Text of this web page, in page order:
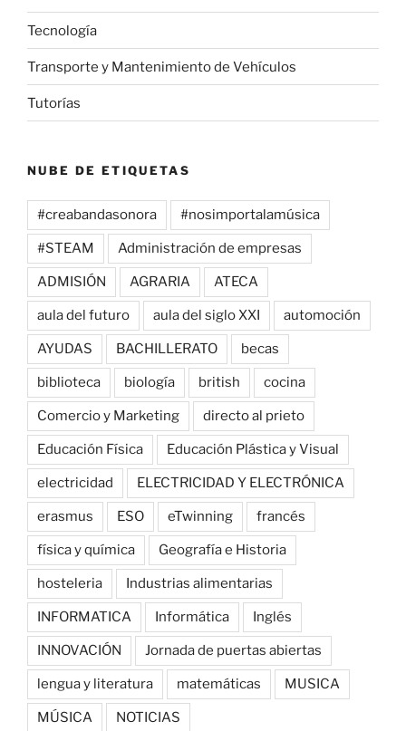
Tecnología
Transporte y Mantenimiento de Vehículos
Tutorías
NUBE DE ETIQUETAS
#creabandasonora #nosimportalamúsica
#STEAM Administración de empresas
ADMISIÓN AGRARIA ATECA
aula del futuro aula del siglo XXI automoción
AYUDAS BACHILLERATO becas
biblioteca biología british cocina
Comercio y Marketing directo al prieto
Educación Física Educación Plástica y Visual
electricidad ELECTRICIDAD Y ELECTRÓNICA
erasmus ESO eTwinning francés
física y química Geografía e Historia
hosteleria Industrias alimentarias
INFORMATICA Informática Inglés
INNOVACIÓN Jornada de puertas abiertas
lengua y literatura matemáticas MUSICA
MÚSICA NOTICIAS